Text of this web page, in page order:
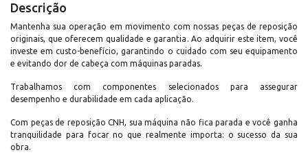
Descrição
Mantenha sua operação em movimento com nossas peças de reposição
originais, que oferecem qualidade e garantia. Ao adquirir este item, você
investe em custo-benefício, garantindo o cuidado com seu equipamento
e evitando dor de cabeça com máquinas paradas.
Trabalhamos com componentes selecionados para assegurar
desempenho e durabilidade em cada aplicação.
Com peças de reposição CNH, sua máquina não fica parada e você ganha
tranquilidade para focar no que realmente importa: o sucesso da sua
obra.